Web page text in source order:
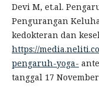
Devi M, et.al.
Pengurangan
kedokteran dan
https://
pengaruh-yoga-
tanggal 17